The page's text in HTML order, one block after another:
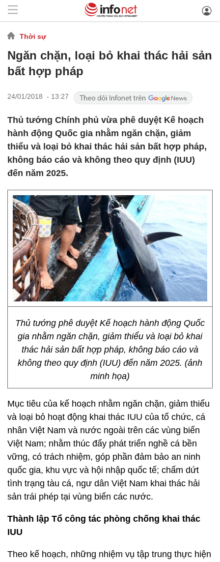
Thời sự
Ngăn chặn, loại bỏ khai thác hải sản
bất hợp pháp
24/01/2018 - 13:27
Thủ tướng Chính phủ vừa phê duyệt Kế hoạch
hành động Quốc gia nhằm ngăn chặn, giảm
thiểu và loại bỏ khai thác hải sản bất hợp pháp,
không báo cáo và không theo quy định (IUU)
đến năm 2025.
Thủ tướng phê duyệt Kế hoạch hành động Quốc
gia nhằm ngăn chặn, giảm thiểu và loại bỏ khai
thác hải sản bất hợp pháp, không báo cáo và
không theo quy định (IUU) đến năm 2025. (ảnh
minh họa)
Mục tiêu của kế hoạch nhằm ngăn chặn, giảm thiểu
và loại bỏ hoạt động khai thác IUU của tổ chức, cá
nhân Việt Nam và nước ngoài trên các vùng biển
Việt Nam; nhằm thúc đẩy phát triển nghề cá bền
vững, có trách nhiệm, góp phần đảm bảo an ninh
quốc gia, khu vực và hội nhập quốc tế; chấm dứt
tình trạng tàu cá, ngư dân Việt Nam khai thác hải
sản trái phép tại vùng biển các nước.
Thành lập Tổ công tác phòng chống khai thác
IUU
Theo kế hoạch, những nhiệm vụ tập trung thực hiện